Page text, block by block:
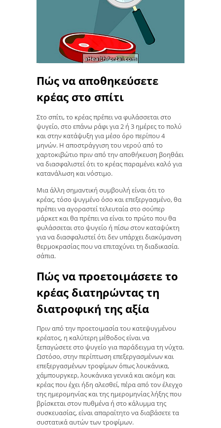
Πώς να αποθηκεύσετε
κρέας στο σπίτι
Στο σπίτι, το κρέας πρέπει να φυλάσσεται στο
ψυγείο, στο επάνω ράφι για 2 ή 3 ημέρες το πολύ
και στην κατάψυξη για μέσο όρο περίπου 4
μηνών. Η αποστράγγιση του νερού από το
χαρτοκιβώτιο πριν από την αποθήκευση βοηθάει
να διασφαλιστεί ότι το κρέας παραμένει καλό για
κατανάλωση και νόστιμο.
Μια άλλη σημαντική συμβουλή είναι ότι το
κρέας, τόσο ψυγμένο όσο και επεξεργασμένο, θα
πρέπει να αγοραστεί τελευταία στο σούπερ
μάρκετ και θα πρέπει να είναι το πρώτο που θα
φυλάσσεται στο ψυγείο ή πίσω στον καταψύκτη
για να διασφαλιστεί ότι δεν υπάρχει διακύμανση
θερμοκρασίας που να επιταχύνει τη διαδικασία.
σάπια.
Πώς να προετοιμάσετε το
κρέας διατηρώντας τη
διατροφική της αξία
Πριν από την προετοιμασία του κατεψυγμένου
κρέατος, η καλύτερη μέθοδος είναι να
ξεπαγώσετε στο ψυγείο για παράδειγμα τη νύχτα.
Ωστόσο, στην περίπτωση επεξεργασμένων και
επεξεργασμένων τροφίμων όπως λουκάνικα,
χάμπουργκερ, λουκάνικα γενικά και ακόμη και
κρέας που έχει ήδη αλεσθεί, πέρα ​​από τον έλεγχο
της ημερομηνίας και της ημερομηνίας λήξης που
βρίσκεται στον πυθμένα ή στο κάλυμμα της
συσκευασίας, είναι απαραίτητο να διαβάσετε τα
συστατικά αυτών των τροφίμων.